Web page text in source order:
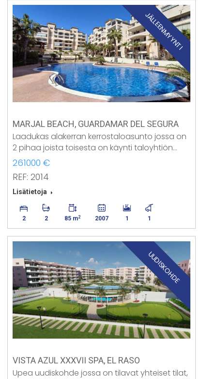
JÄLLEENMYYNTI
MARJAL BEACH, GUARDAMAR DEL SEGURA
Laadukas alakerran kerrostaloasunto jossa on
2 pihaa joista toisesta on käynti taloyhtiön…
261000 €
REF: 2014
Lisätietoja
2 2 85 m2 2007 1 1
UUDISKOHDE
VISTA AZUL XXXVII SPA, EL RASO
Upea uudiskohde jossa on tilavat yhteiset tilat,